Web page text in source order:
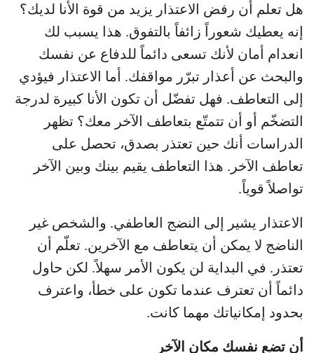
هل تعلم أن رفض الاعتذار يزيد من قوة الأنا لديك؟
إنه يعطيك شعوراً زائفاً بالتفوق. هذا يسبب لك
انعدام أمان لأنك تسعى دائماً للدفاع عن نفسك
والبحث عن أعذار تبرّر مواقفك. أما الاعتذار فيؤدي
إلى التعاطف. فهل تفضّل أن تكون الأنا كبيرة لدرجة
التضخّم أو أن تتمتّع بتعاطف الآخر معك؟ تظهر
الدراسات أنك حين تعتذر بصدق، تحصل على
تعاطف الآخر. هذا التعاطف يقيم بينك وبين الآخر
تواصلاً قوياً.
الاعتذار يشير إلى النضج العاطفي. والشخص غير
الناضج لا يمكن أن يتعاطف مع الآخرين. تعلّم أن
تعتذر. في البداية لن يكون الأمر سهلاً. لكن حاول
دائماً أن تعترف عندما تكون على خطأ، واعترف
بحدود إمكانياتك مهما كانت.
أن تضع نفسك مكان الآخر